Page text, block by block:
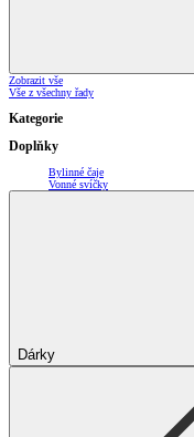
Zobrazit vše
Vše z všechny řady
Kategorie
Doplňky
Bylinné čaje
Vonné svíčky
Dárky